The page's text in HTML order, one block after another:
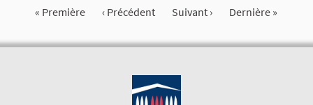
« Première ‹ Précédent Suivant › Dernière »